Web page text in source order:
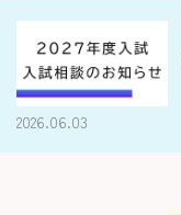
2026.06.03